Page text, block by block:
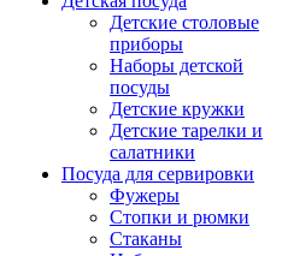
Детские столовые
приборы
Наборы детской
посуды
Детские кружки
Детские тарелки и
салатники
Посуда для сервировки
Фужеры
Стопки и рюмки
Стаканы